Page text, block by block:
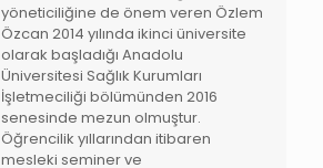
yöneticiliğine de önem veren Özlem
Özcan 2014 yılında ikinci üniversite
olarak başladığı Anadolu
Üniversitesi Sağlık Kurumları
İşletmeciliği bölümünden 2016
senesinde mezun olmuştur.
Öğrencilik yıllarından itibaren
mesleki seminer ve